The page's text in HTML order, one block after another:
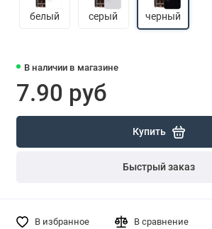
В наличии в магазине
7.90 руб
Купить
Быстрый заказ
В избранное В сравнение
белый серый черный